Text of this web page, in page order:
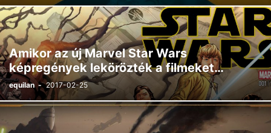
Amikor az új Marvel Star Wars
képregények lekörözték a filmeket…
equilan - 2017-02-25